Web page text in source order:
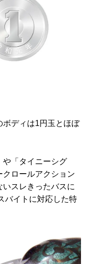
ボディは1円玉とほぼ
や「タイニーシグ
クロールアクション
スレきったバスに
バイトに対応した特